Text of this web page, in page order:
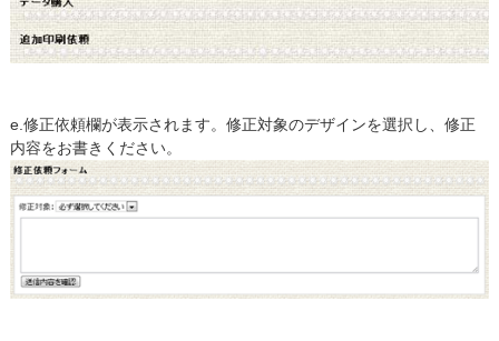
e.修正依頼欄が表示されます。修正対象のデザインを選択し、修正
内容をお書きください。